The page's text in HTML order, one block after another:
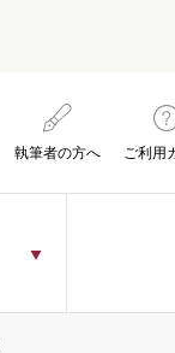
執筆者の方へ ご利用